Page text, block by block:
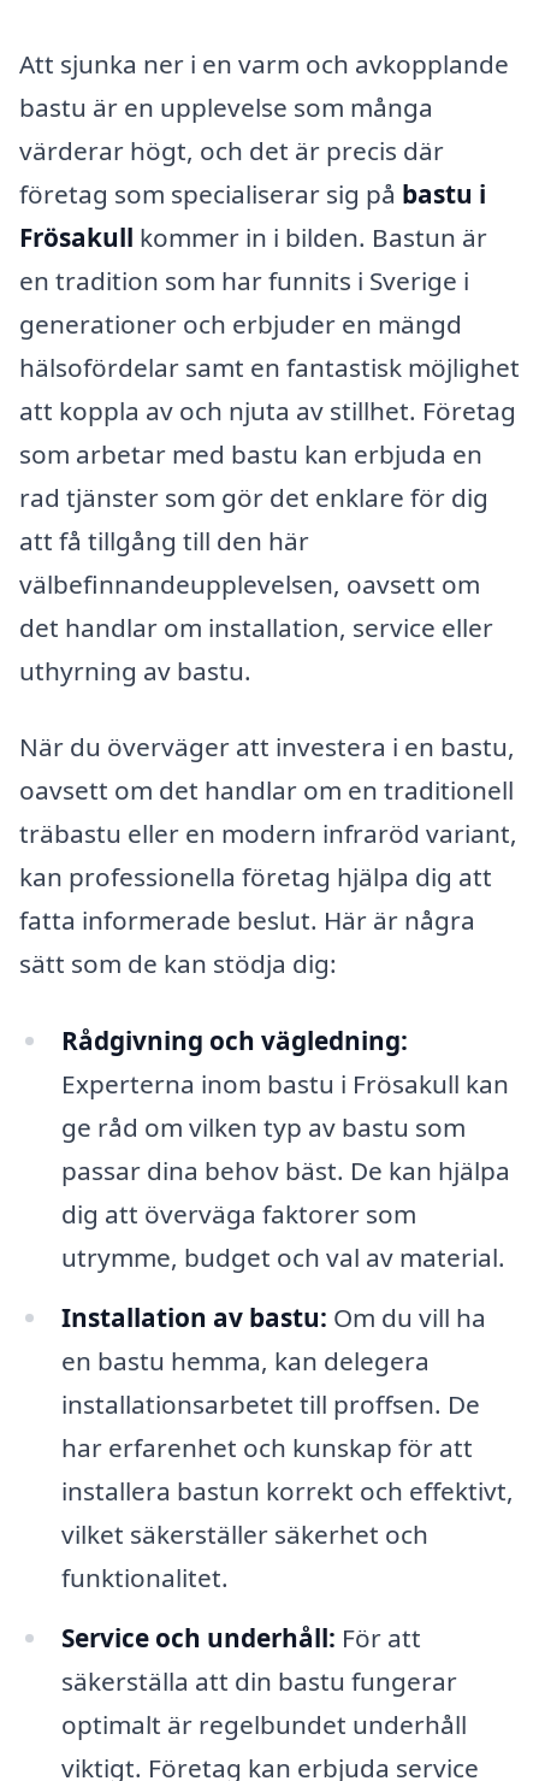
Att sjunka ner i en varm och avkopplande
bastu är en upplevelse som många
värderar högt, och det är precis där
företag som specialiserar sig på bastu i
Frösakull kommer in i bilden. Bastun är
en tradition som har funnits i Sverige i
generationer och erbjuder en mängd
hälsofördelar samt en fantastisk möjlighet
att koppla av och njuta av stillhet. Företag
som arbetar med bastu kan erbjuda en
rad tjänster som gör det enklare för dig
att få tillgång till den här
välbefinnandeupplevelsen, oavsett om
det handlar om installation, service eller
uthyrning av bastu.
När du överväger att investera i en bastu,
oavsett om det handlar om en traditionell
träbastu eller en modern infraröd variant,
kan professionella företag hjälpa dig att
fatta informerade beslut. Här är några
sätt som de kan stödja dig:
Rådgivning och vägledning:
Experterna inom bastu i Frösakull kan
ge råd om vilken typ av bastu som
passar dina behov bäst. De kan hjälpa
dig att överväga faktorer som
utrymme, budget och val av material.
Installation av bastu: Om du vill ha
en bastu hemma, kan delegera
installationsarbetet till proffsen. De
har erfarenhet och kunskap för att
installera bastun korrekt och effektivt,
vilket säkerställer säkerhet och
funktionalitet.
Service och underhåll: För att
säkerställa att din bastu fungerar
optimalt är regelbundet underhåll
viktigt. Företag kan erbjuda service